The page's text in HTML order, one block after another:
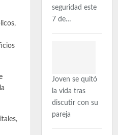
seguridad este
7 de…
Joven se quitó
la vida tras
discutir con su
pareja